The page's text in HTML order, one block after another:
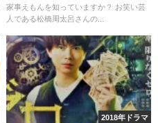
家事えもんを知っていますか？ お笑い芸
人である松橋周太呂さんの...
2018年ドラマ